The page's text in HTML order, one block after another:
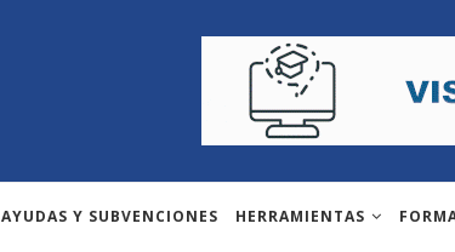
AYUDAS Y SUBVENCIONES HERRAMIENTAS